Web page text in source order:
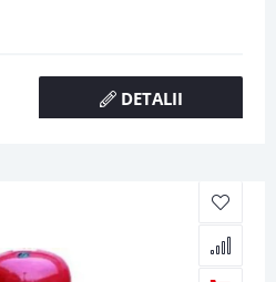
DETALII